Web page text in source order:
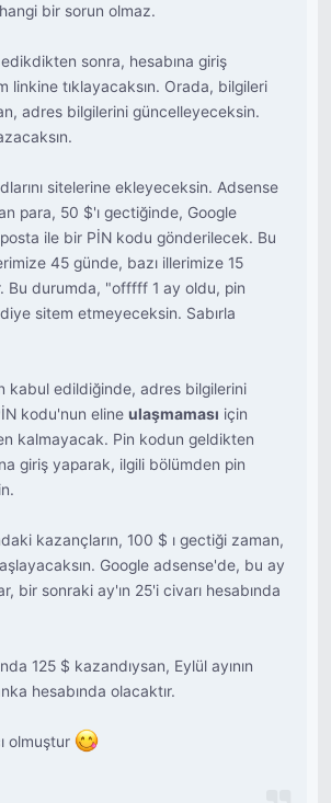
bir sorun olmaz.
sonra, hesabına giriş
linkine tıklayacaksın. Orada, bilgileri
adres bilgilerini güncelleyeceksin.
sitelerine ekleyeceksin. Adsense
para, 50 $'ı gectiğinde, Google
ile bir PİN kodu gönderilecek. Bu
45 günde, bazı illerimize 15
Bu durumda, "offfff 1 ay oldu, pin
sitem etmeyeceksin. Sabırla
kabul edildiğinde, adres bilgilerini
kodu'nun elineulaşmaması için
kalmayacak. Pin kodun geldikten
giriş yaparak, ilgili bölümden pin
kazançların, 100 $ ı gectiği zaman,
Google adsense'de, bu ay
bir sonraki ay'ın 25'i civarı hesabında
125 $ kazandıysan, Eylül ayının
hesabında olacaktır.
olmuştur